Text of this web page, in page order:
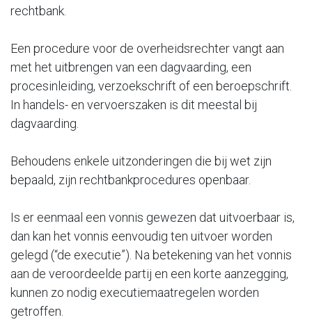
rechtbank.
Een procedure voor de overheidsrechter vangt aan
met het uitbrengen van een dagvaarding, een
procesinleiding, verzoekschrift of een beroepschrift.
In handels- en vervoerszaken is dit meestal bij
dagvaarding.
Behoudens enkele uitzonderingen die bij wet zijn
bepaald, zijn rechtbankprocedures openbaar.
Is er eenmaal een vonnis gewezen dat uitvoerbaar is,
dan kan het vonnis eenvoudig ten uitvoer worden
gelegd (“de executie”). Na betekening van het vonnis
aan de veroordeelde partij en een korte aanzegging,
kunnen zo nodig executiemaatregelen worden
getroffen.